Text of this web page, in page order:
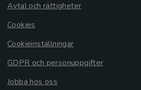
Avtal och rättigheter
Cookies
Cookieinställningar
GDPR och personuppgifter
Jobba hos oss